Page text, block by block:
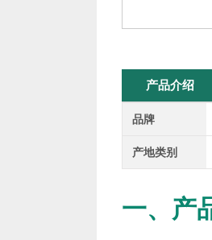
产品介绍
品牌
产地类别
一、产